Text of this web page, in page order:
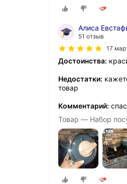
Алиса
51 отзыв
17
Достоинства:
Недостатки:
товар
Комментарий:
Товар — Набор